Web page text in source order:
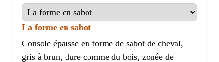
La forme en sabot
Console épaisse en forme de sabot de cheval,
gris à brun, dure comme du bois, zonée de